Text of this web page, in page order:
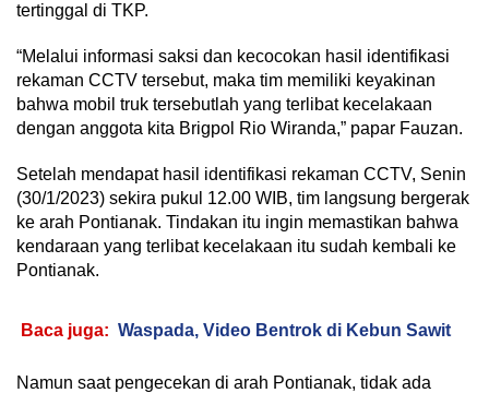
tertinggal di TKP.
“Melalui informasi saksi dan kecocokan hasil identifikasi
rekaman CCTV tersebut, maka tim memiliki keyakinan
bahwa mobil truk tersebutlah yang terlibat kecelakaan
dengan anggota kita Brigpol Rio Wiranda,” papar Fauzan.
Setelah mendapat hasil identifikasi rekaman CCTV, Senin
(30/1/2023) sekira pukul 12.00 WIB, tim langsung bergerak
ke arah Pontianak. Tindakan itu ingin memastikan bahwa
kendaraan yang terlibat kecelakaan itu sudah kembali ke
Pontianak.
Baca juga: Waspada, Video Bentrok di Kebun Sawit
Namun saat pengecekan di arah Pontianak, tidak ada